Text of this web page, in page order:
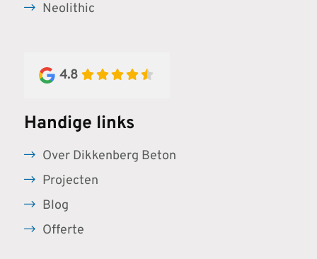
Neolithic
4.8
Handige links
Over Dikkenberg Beton
Projecten
Blog
Offerte